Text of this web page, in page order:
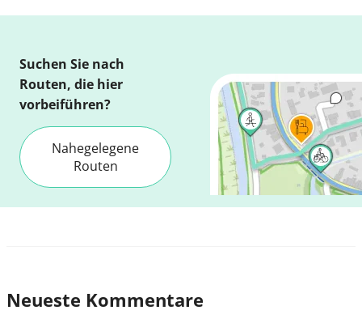
Suchen Sie nach
Routen, die hier
vorbeiführen?
Nahegelegene
Routen
Neueste Kommentare